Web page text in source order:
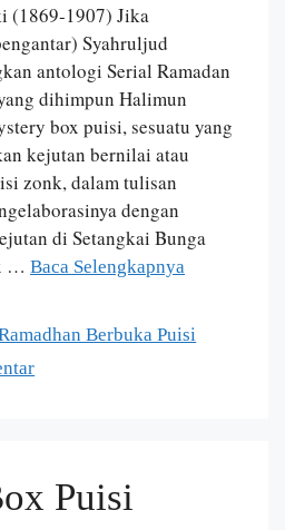
(1869-1907) Jika
Syahruljud
antologi Serial Ramadan
dihimpun Halimun
box puisi, sesuatu yang
kejutan bernilai atau
zonk, dalam tulisan
dengan
di Setangkai Bunga
… Baca Selengkapnya
Berbuka Puisi
Puisi